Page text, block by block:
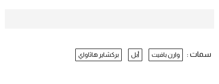
سمات : وارن بافيت أبل بركشاير هاثاواي